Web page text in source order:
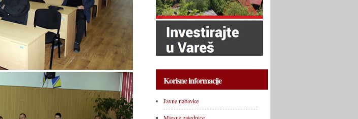
Korisne informacije
Javne nabavke